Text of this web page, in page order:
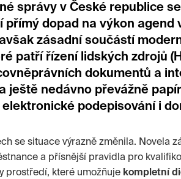
správy v České republice
přímý dopad na výkon agend
zásadní součástí
patří řízení lidských zdrojů
dokumentů a
ještě nedávno převážně
podepisování i
se situace výrazně změnila. Novela
a přísnější pravidla pro
prostředí, které umožňuje kompletní